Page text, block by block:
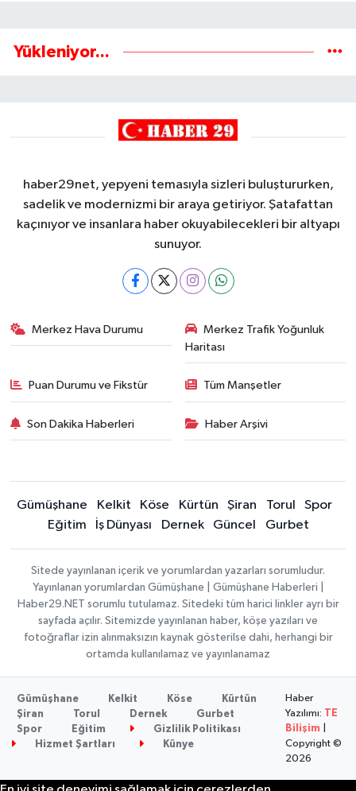
Yükleniyor...
haber29net, yepyeni temasıyla sizleri buluştururken,
sadelik ve modernizmi bir araya getiriyor. Şatafattan
kaçınıyor ve insanlara haber okuyabilecekleri bir altyapı
sunuyor.
Merkez Hava Durumu
Merkez Trafik Yoğunluk
Haritası
Puan Durumu ve Fikstür Tüm Manşetler
Son Dakika Haberleri Haber Arşivi
Gümüşhane Kelkit Köse Kürtün Şiran Torul
Spor
Eğitim
İş Dünyası Dernek Güncel Gurbet
Sitede yayınlanan içerik ve yorumlardan yazarları sorumludur.
Yayınlanan yorumlardan Gümüşhane | Gümüşhane Haberleri |
Haber29.NET sorumlu tutulamaz. Sitedeki tüm harici linkler ayrı bir
sayfada açılır. Sitemizde yayınlanan haber, köşe yazıları ve
fotoğraflar izin alınmaksızın kaynak gösterilse dahi, herhangi bir
ortamda kullanılamaz ve yayınlanamaz
Gümüşhane Kelkit Köse
Kürtün
Şiran
Torul Dernek
Gurbet
Spor
Eğitim
Gizlilik Politikası
Hizmet Şartları
Künye
Haber
Yazılımı: TE
Bilişim
Copyright ©
2026